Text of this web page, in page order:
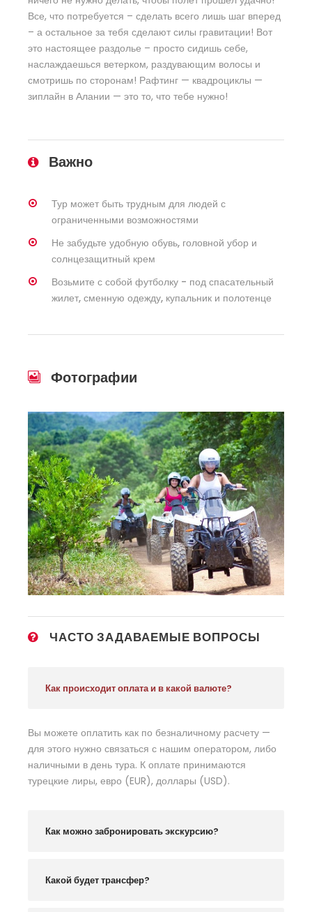
Все, что потребуется – сделать всего лишь шаг вперед
– а остальное за тебя сделают силы гравитации! Вот
это настоящее раздолье – просто сидишь себе,
наслаждаешься ветерком, раздувающим волосы и
смотришь по сторонам! Рафтинг — квадроциклы —
зиплайн в Алании — это то, что тебе нужно!
Важно
Тур может быть трудным для людей с
ограниченными возможностями
Не забудьте удобную обувь, головной убор и
солнцезащитный крем
Возьмите с собой футболку - под спасательный
жилет, сменную одежду, купальник и полотенце
Фотографии
ЧАСТО ЗАДАВАЕМЫЕ ВОПРОСЫ
Как происходит оплата и в какой валюте?
Вы можете оплатить как по безналичному расчету —
для этого нужно связаться с нашим оператором, либо
наличными в день тура. К оплате принимаются
турецкие лиры, евро (EUR), доллары (USD).
Как можно забронировать экскурсию?
Какой будет трансфер?